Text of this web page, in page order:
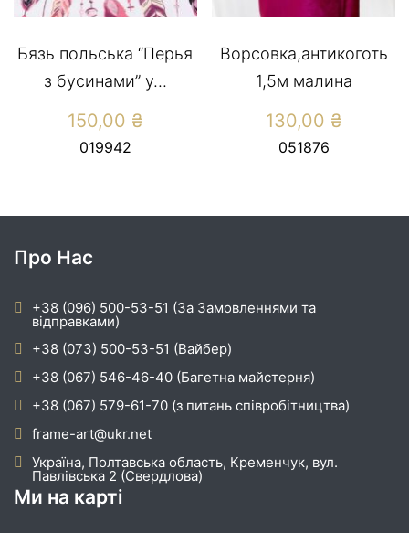
Бязь польська “Перья
з бусинами” у...
150,00 ₴
019942
Ворсовка,антикоготь
1,5м малина
130,00 ₴
051876
Про Нас
+38 (096) 500-53-51 (За Замовленнями та
відправками)
+38 (073) 500-53-51 (Вайбер)
+38 (067) 546-46-40 (Багетна майстерня)
+38 (067) 579-61-70 (з питань співробітництва)
frame-art@ukr.net
Україна, Полтавська область, Кременчук, вул.
Павлівська 2 (Свердлова)
Ми на карті